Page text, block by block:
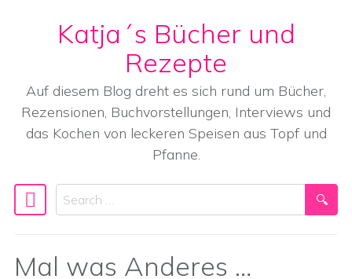
Skip to content
Katja´s Bücher und
Rezepte
Auf diesem Blog dreht es sich rund um Bücher,
Rezensionen, Buchvorstellungen, Interviews und
das Kochen von leckeren Speisen aus Topf und
Pfanne.
Main Navigation
Search
Mal was Anderes …